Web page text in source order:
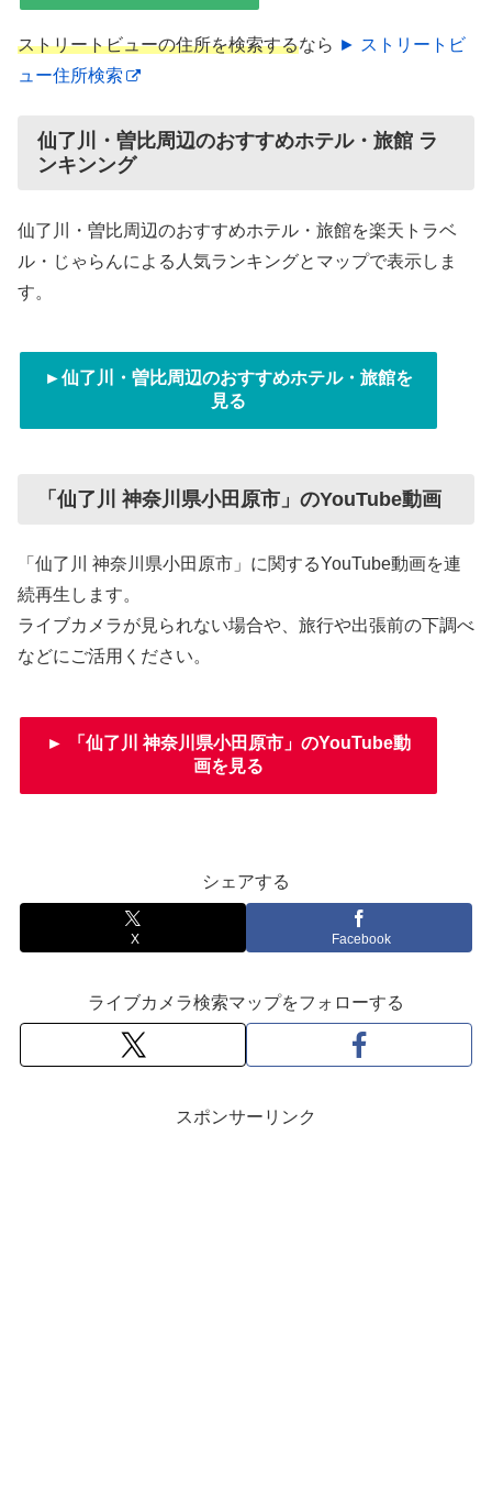
ストリートビューの住所を検索するなら ► ストリートビ
ュー住所検索
仙了川・曽比周辺のおすすめホテル・旅館 ラ
ンキンング
仙了川・曽比周辺のおすすめホテル・旅館を楽天トラベ
ル・じゃらんによる人気ランキングとマップで表示しま
す。
►仙了川・曽比周辺のおすすめホテル・旅館を
見る
「仙了川 神奈川県小田原市」のYouTube動画
「仙了川 神奈川県小田原市」に関するYouTube動画を連
続再生します。
ライブカメラが見られない場合や、旅行や出張前の下調べ
などにご活用ください。
► 「仙了川 神奈川県小田原市」のYouTube動
画を見る
シェアする
X Facebook
ライブカメラ検索マップをフォローする
スポンサーリンク